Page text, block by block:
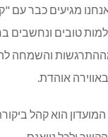
אנחנו מגיעים כבר עם
טובים
והשמחה
אוהדת.
הוא קהל